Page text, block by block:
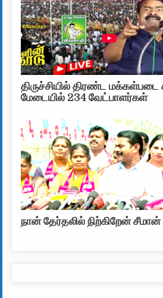
திருச்சியில் திரண்ட
மேடையில் 234 வேட்பாளர்கள்
நான் தேர்தலில் நிற்கிறேன் சீமான்